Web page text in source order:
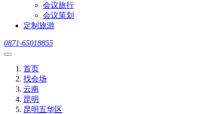
会议旅行
会议策划
定制旅游
0871-65018855
首页
找会场
云南
昆明
昆明五华区